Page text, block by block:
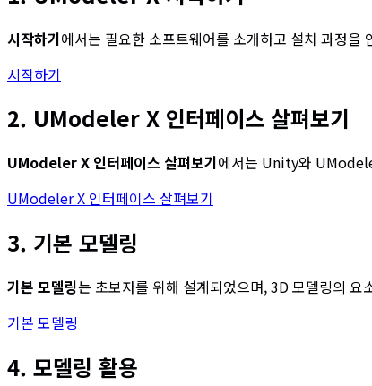
시작하기에서는 필요한 소프트웨어를 소개하고 설치 과정을
시작하기
2. UModeler X 인터페이스 살펴보기
UModeler X 인터페이스 살펴보기에서는 Unity와
UModeler X 인터페이스 살펴보기
3. 기본 모델링
기본 모델링는 초보자를 위해 설계되었으며, 3D 모델링의
기본 모델링
4. 모델링 활용